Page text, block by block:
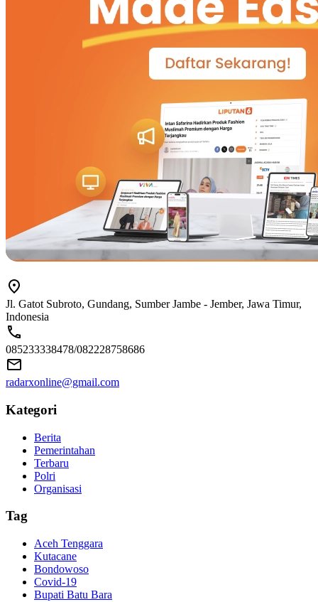
Jl. Gatot Subroto, Gundang, Sumber Jambe - Jember, Jawa Timur,
Indonesia
085233338478/082228758686
radarxonline@gmail.com
Kategori
Berita
Pemerintahan
Terbaru
Polri
Organisasi
Tag
Aceh Tenggara
Kutacane
Bondowoso
Covid-19
Bupati Batu Bara